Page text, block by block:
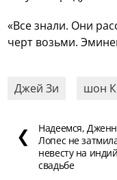
«Все знали. Они
черт возьми.
Джей Зи шон
❮
Надеемся,
Лопес не
невесту на
свадьбе